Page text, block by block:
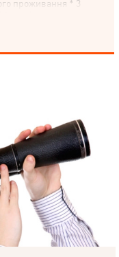
проживання * 3
вхідні двері *
можливість